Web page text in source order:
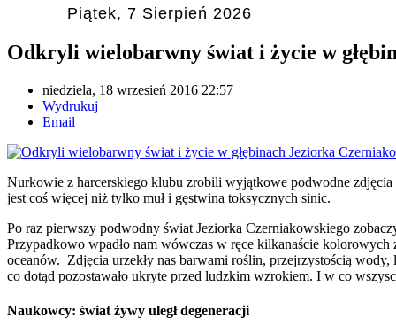
Piątek, 7 Sierpień 2026
Odkryli wielobarwny świat i życie w
niedziela, 18 wrzesień 2016 22:57
Wydrukuj
Email
Nurkowie z harcerskiego klubu zrobili wyjątkowe podwodne
jest coś więcej niż tylko muł i gęstwina toksycznych sinic.
Po raz pierwszy podwodny świat Jeziorka Czerniakowskiego
Przypadkowo wpadło nam wówczas w ręce kilkanaście
oceanów. Zdjęcia urzekły nas barwami roślin, przejrzystością
co dotąd pozostawało ukryte przed ludzkim wzrokiem. I w co
Naukowcy: świat żywy uległ degeneracji